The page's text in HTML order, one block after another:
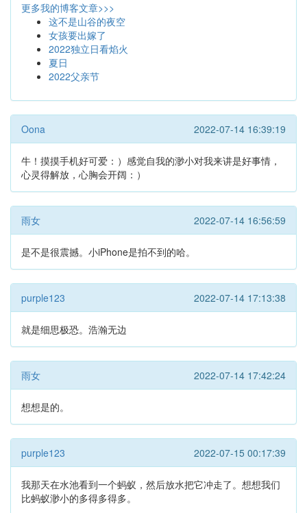
更多我的博客文章>>>
这不是山谷的夜空
女孩要出嫁了
2022独立日看焰火
夏日
2022父亲节
Oona 2022-07-14 16:39:19
牛！摸摸手机好可爱：）感觉自我的渺小对我来讲是好事情，
心灵得解放，心胸会开阔：）
雨女 2022-07-14 16:56:59
是不是很震撼。小iPhone是拍不到的哈。
purple123 2022-07-14 17:13:38
就是细思极恐。浩瀚无边
雨女 2022-07-14 17:42:24
想想是的。
purple123 2022-07-15 00:17:39
我那天在水池看到一个蚂蚁，然后放水把它冲走了。想想我们
比蚂蚁渺小的多得多得多。